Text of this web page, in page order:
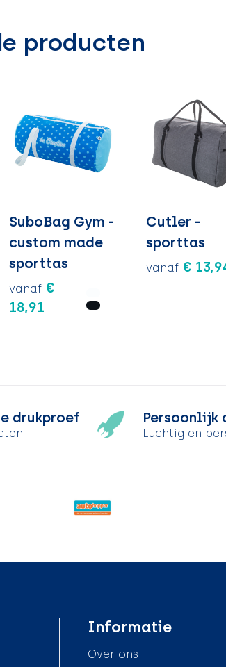
producten
SuboBag Gym -
custom made
sporttas
vanaf €
18,91
Cutler -
sporttas
vanaf €
drukproef Persoonlijk
Luchtig en
Informatie
Over ons